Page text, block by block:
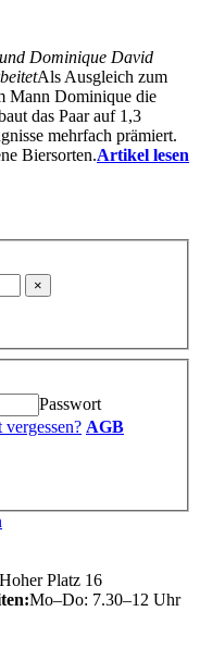
Dominique David
Als Ausgleich zum
Mann Dominique die
das Paar auf 1,3
mehrfach prämiert.
Biersorten.Artikel lesen
Passwort
vergessen? AGB
Platz 16
Mo–Do: 7.30–12 Uhr